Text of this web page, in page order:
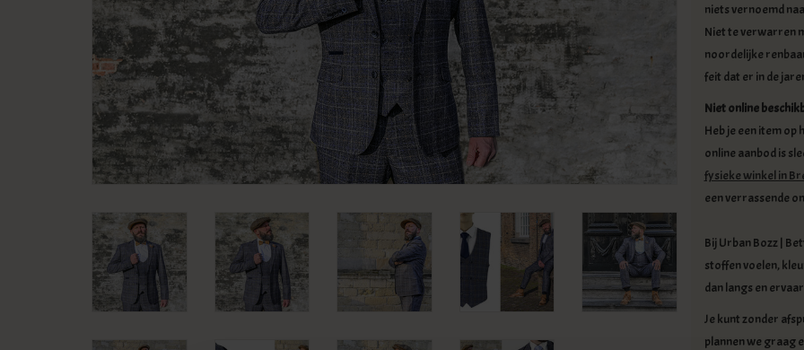
niets vernoemd
Niet te verwarren
noordelijke
feit dat er in de
Niet online
Heb je een item
online aanbod is
fysieke winkel in
een verrassende
Bij Urban Bozz |
stoffen voelen,
dan langs en
Je kunt zonder
plannen we graag